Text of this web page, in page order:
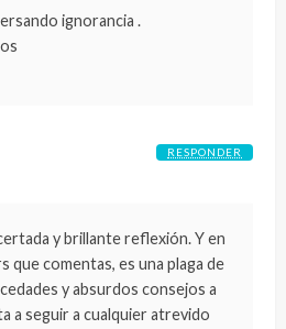
ignorancia .
y brillante reflexión. Y en
que comentas, es una plaga de
y absurdos consejos a
a seguir a cualquier atrevido
RESPONDER